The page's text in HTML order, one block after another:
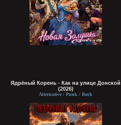
Ядрёный Корень - Как на улице Донской
(2026)
Alternative / Punk / Rock